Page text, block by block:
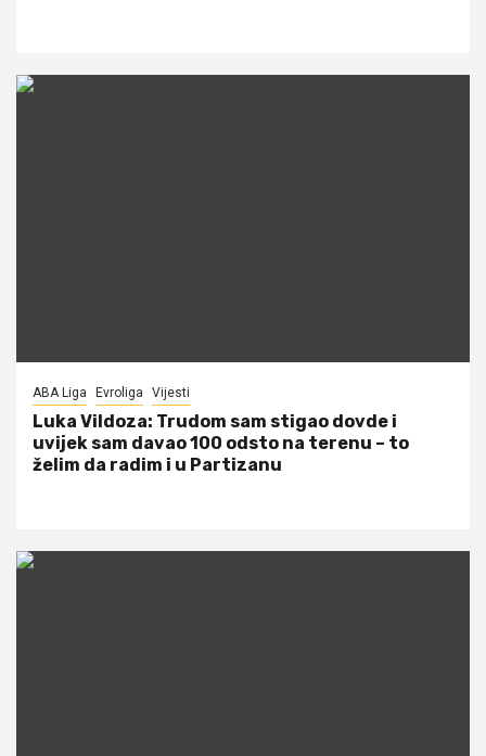
ABA Liga Evroliga Vijesti
Luka Vildoza: Trudom sam stigao dovde i
uvijek sam davao 100 odsto na terenu – to
želim da radim i u Partizanu